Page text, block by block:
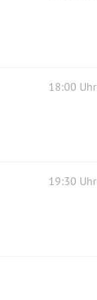
18:00 Uhr
19:30 Uhr